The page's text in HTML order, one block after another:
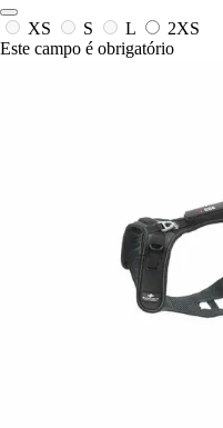
XS S L
2XS
Este campo é obrigatório